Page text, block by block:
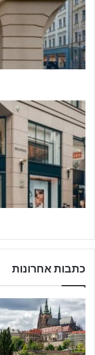
ה
פ
ר
א
ג
ס
פ
ו
ר
ה
פ
א
ג
כתבות אחרונות